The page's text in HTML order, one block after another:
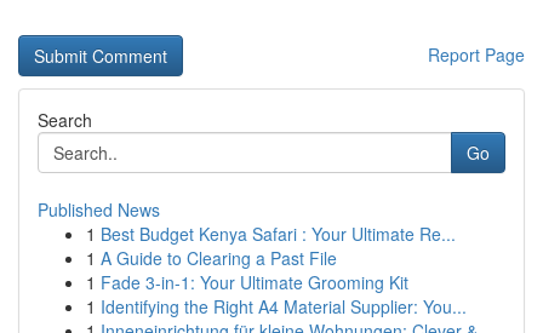
Report Page
Search
Go
Published News
1 Best Budget Kenya Safari : Your Ultimate Re...
1 A Guide to Clearing a Past File
1 Fade 3-in-1: Your Ultimate Grooming Kit
1 Identifying the Right A4 Material Supplier: You...